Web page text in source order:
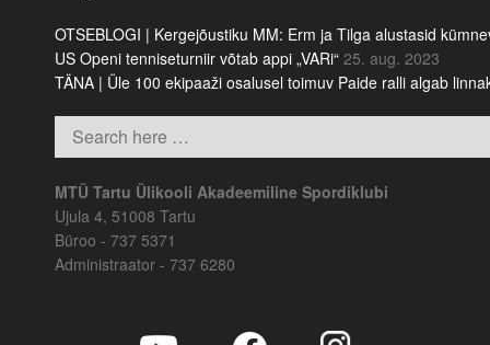
OTSEBLOGI | Kergejõustiku MM: Erm ja Tilga alustasid
US Openi tenniseturniir võtab appi „VARi“ 25. aug. 2023
TÄNA | Üle 100 ekipaaži osalusel toimuv Paide ralli algab
MTÜ Tartu Ülikooli Akadeemiline Spordiklubi
Ujula 4, 51008 Tartu
Büroo - 737 5371
Administraator - 737 6280